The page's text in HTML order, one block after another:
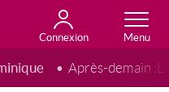
Connexion
Après-demain :